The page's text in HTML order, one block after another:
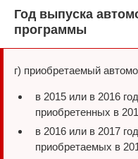
Год выпуска
программы
г) приобретаемый
в 2015 или в 2016
приобретенных в
в 2016 или в 2017
приобретаемых в